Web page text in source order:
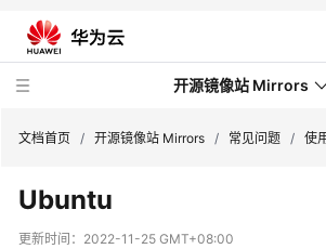
开源镜像站 Mirrors
最
新
文档首页 / 开源镜像站 Mirrors / 常见问题 / 使
Ubuntu
更新时间： 2022-11-25 GMT+08:00